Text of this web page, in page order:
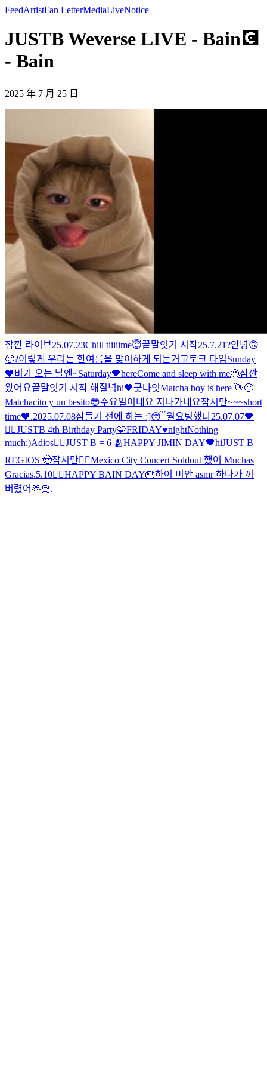
FeedArtistFan LetterMediaLiveNotice
JUSTB Weverse LIVE - Bain💽
- Bain
2025 年 7 月 25 日
잠깐 라이브25.07.23Chill tiiiiime😇끝말잇기 시작25.7.21?안녕🙃
🙂?이렇게 우리는 한여름을 맞이하게 되는거고 토크 타임Sunday
🖤비가 오는 날엔~Saturday🖤hereCome and sleep with me🫠잠깐
왔어요끝말잇기 시작 해질녘hi🖤굿나잇Matcha boy is here 👋😶
Matchacito y un besito😎수요일이네요 지나가네요잠시만~~~short
time🖤.2025.07.08잠들기 전에 하는 :]😴월요팅했나25.07.07🖤
✌🏻JUSTB 4th Birthday Party🩵FRIDAY♥nightNothing
much:)Adios🖐🏻JUST B = 6 🫂HAPPY JIMIN DAY🖤hiJUST B
REGIOS 🤠잠시만🖐🏻Mexico City Concert Soldout 했어 Muchas
Gracias.5.10🖐🏻HAPPY BAIN DAY🎂하어 미안 asmr 하다가 꺼
버렸어🫶🏻.